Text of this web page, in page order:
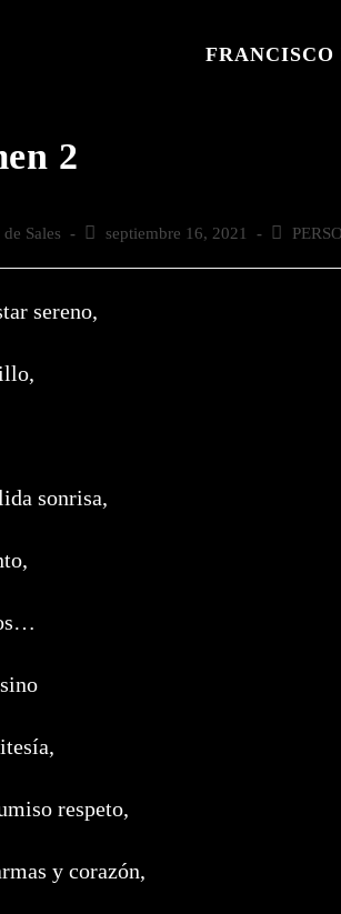
FRANCISCO
2
Sales
Publicación
septiembre 16, 2021
Categoría
sereno,
sonrisa,
respeto,
y corazón,